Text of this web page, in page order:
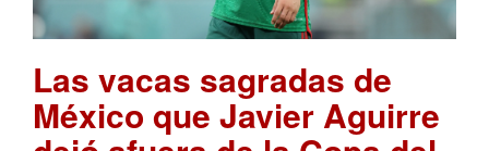
Las vacas sagradas de
México que Javier Aguirre